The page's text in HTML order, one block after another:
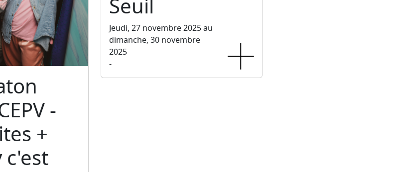
-
+
c'est
Seuil
Jeudi, 27 novembre 2025 au
dimanche, 30 novembre
2025
-